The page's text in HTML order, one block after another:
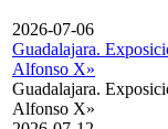
2026-07-06
Guadalajara.
Alfonso X»
Guadalajara.
Alfonso X»